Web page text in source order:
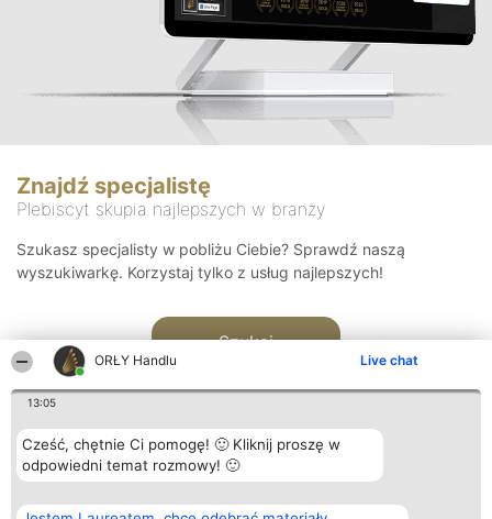
ORŁY Handlu Live chat
13:05
Cześć, chętnie Ci pomogę! 🙂 Kliknij proszę w
odpowiedni temat rozmowy! 🙂
Znajdź specjalistę
Plebiscyt skupia najlepszych w branży
Szukasz specjalisty w pobliżu Ciebie? Sprawdź naszą
wyszukiwarkę. Korzystaj tylko z usług najlepszych!
Szukaj
Organizator plebiscytu Plebiscyt Kontakt